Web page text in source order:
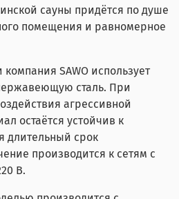
сауны придётся по душе
помещения и равномерное
SAWO использует
сталь. При
агрессивной
остаётся устойчив к
длительный срок
производится к сетям с
В.